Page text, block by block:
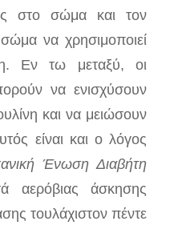
στο σώμα και τον
να χρησιμοποιεί
Εν τω μεταξύ, οι
να ενισχύσουν
και να μειώσουν
είναι και ο λόγος
Ένωση Διαβήτη
άσκησης
τουλάχιστον πέντε